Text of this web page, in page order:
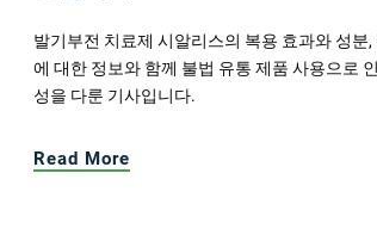
발기부전 치료제 시알리스의 복용 효과와 성분,
에 대한 정보와 함께 불법 유통 제품 사용으로
성을 다룬 기사입니다.
Read More